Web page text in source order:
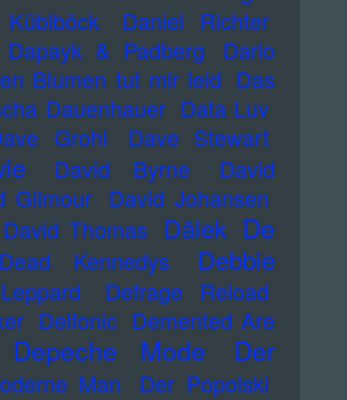
Daniel Richter
Dapayk & Padberg
Dario
Blumen tut mir leid Das
Dauenhauer Data Luv
Grohl Dave Stewart
David Byrne
David
Gilmour
David Johansen
David Thomas Dälek De
Dead Kennedys
Debbie
Defrage Reload
Delfonic Demented Are
Depeche Mode
Der
Man
Der Popolski